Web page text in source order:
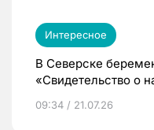
Интересное
В Северске
«Свидетельство о
09:34 / 21.07.26